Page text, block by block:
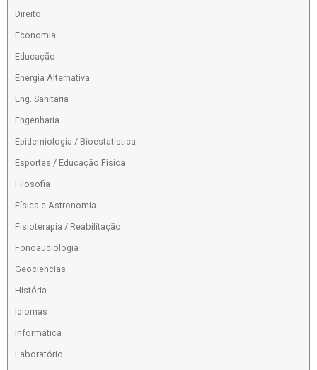
Direito
Economia
Educação
Energia Alternativa
Eng. Sanitaria
Engenharia
Epidemiologia / Bioestatística
Esportes / Educação Física
Filosofia
Física e Astronomia
Fisioterapia / Reabilitação
Fonoaudiologia
Geociencias
História
Idiomas
Informática
Laboratório